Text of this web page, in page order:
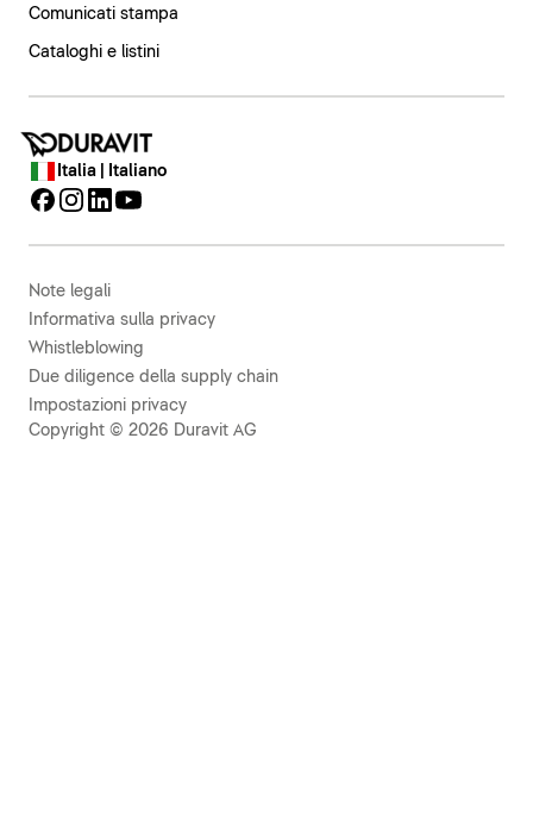
Comunicati stampa
Cataloghi e listini
Italia | Italiano
Note legali
Informativa sulla privacy
Whistleblowing
Due diligence della supply chain
Impostazioni privacy
Copyright © 2026 Duravit AG